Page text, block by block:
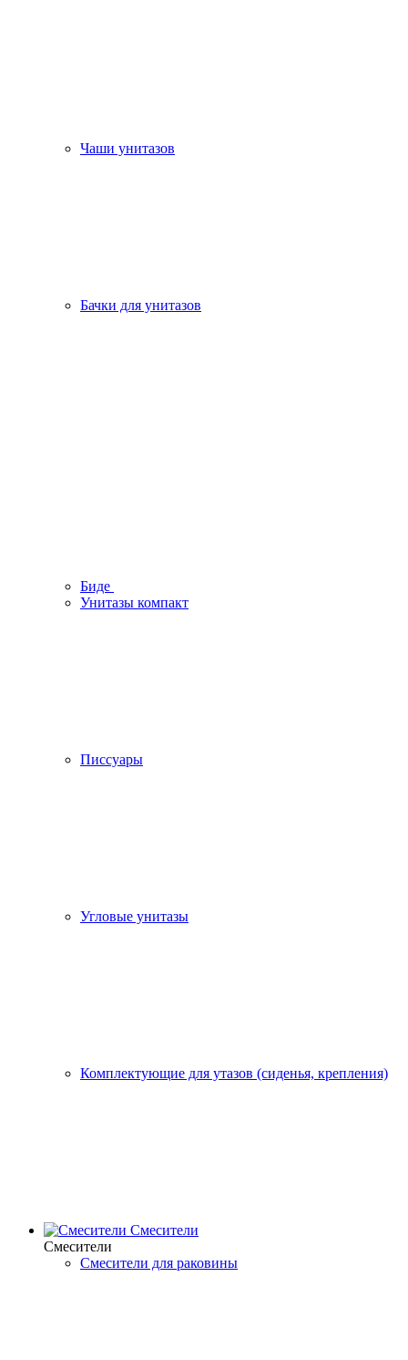
Чаши унитазов
Бачки для унитазов
Биде
Унитазы компакт
Писсуары
Угловые унитазы
Комплектующие для утазов (сиденья, крепления)
Смесители
Смесители
Смесители для раковины